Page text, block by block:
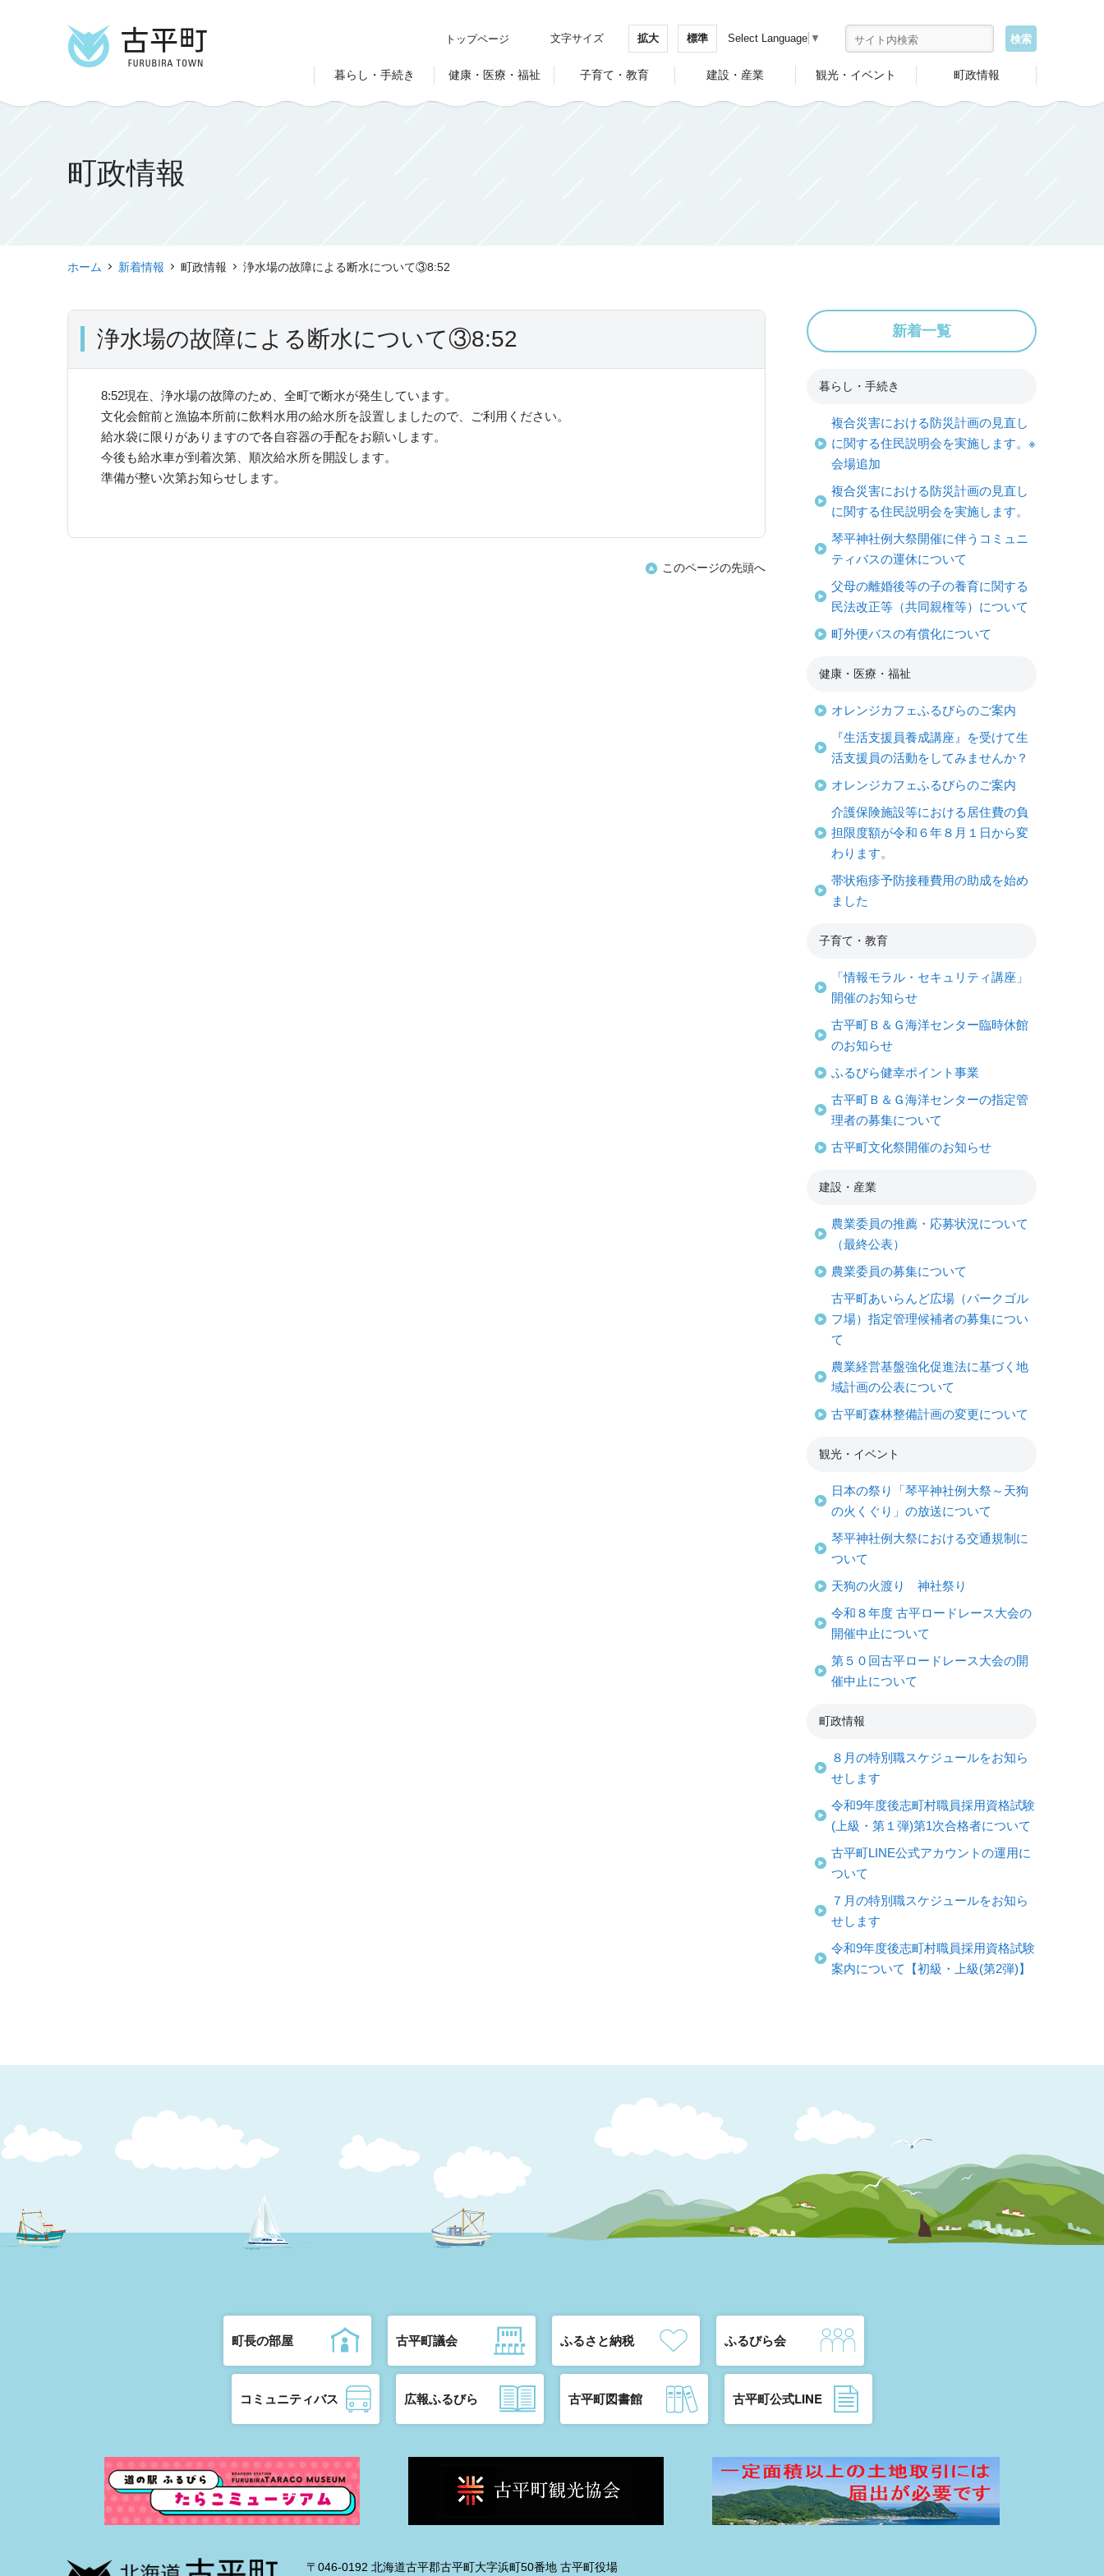
暮らし・手続き 健康・医療・福祉 子育て・教育 建設・産業 観光・イベント 町政情報
トップページ 文字サイズ 拡大 標準 Select Language ▼
町政情報
ホーム 新着情報 町政情報 浄水場の故障による断水について③8:52
浄水場の故障による断水について③8:52
8:52現在、浄水場の故障のため、全町で断水が発生しています。
文化会館前と漁協本所前に飲料水用の給水所を設置しましたので、ご利用ください。
給水袋に限りがありますので各自容器の手配をお願いします。
今後も給水車が到着次第、順次給水所を開設します。
準備が整い次第お知らせします。
このページの先頭へ
新着一覧
暮らし・手続き
複合災害における防災計画の見直し
に関する住民説明会を実施します。※
会場追加
複合災害における防災計画の見直し
に関する住民説明会を実施します。
琴平神社例大祭開催に伴うコミュニ
ティバスの運休について
父母の離婚後等の子の養育に関する
民法改正等（共同親権等）について
町外便バスの有償化について
健康・医療・福祉
オレンジカフェふるびらのご案内
『生活支援員養成講座』を受けて生
活支援員の活動をしてみませんか？
オレンジカフェふるびらのご案内
介護保険施設等における居住費の負
担限度額が令和６年８月１日から変
わります。
帯状疱疹予防接種費用の助成を始め
ました
子育て・教育
「情報モラル・セキュリティ講座」
開催のお知らせ
古平町Ｂ＆Ｇ海洋センター臨時休館
のお知らせ
ふるびら健幸ポイント事業
古平町Ｂ＆Ｇ海洋センターの指定管
理者の募集について
古平町文化祭開催のお知らせ
建設・産業
農業委員の推薦・応募状況について
（最終公表）
農業委員の募集について
古平町あいらんど広場（パークゴル
フ場）指定管理候補者の募集につい
て
農業経営基盤強化促進法に基づく地
域計画の公表について
古平町森林整備計画の変更について
観光・イベント
日本の祭り「琴平神社例大祭～天狗
の火くぐり」の放送について
琴平神社例大祭における交通規制に
ついて
天狗の火渡り 神社祭り
令和８年度 古平ロードレース大会の
開催中止について
第５０回古平ロードレース大会の開
催中止について
町政情報
８月の特別職スケジュールをお知ら
せします
令和9年度後志町村職員採用資格試験
(上級・第１弾)第1次合格者について
古平町LINE公式アカウントの運用に
ついて
７月の特別職スケジュールをお知ら
せします
令和9年度後志町村職員採用資格試験
案内について【初級・上級(第2弾)】
町長の部屋 古平町議会 ふるさと納税 ふるびら会
コミュニティバス 広報ふるびら 古平町図書館 古平町公式LINE
〒046-0192 北海道古平郡古平町大字浜町50番地 古平町役場